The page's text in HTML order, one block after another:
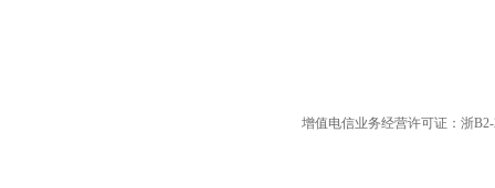
增值电信业务经营许可证：浙